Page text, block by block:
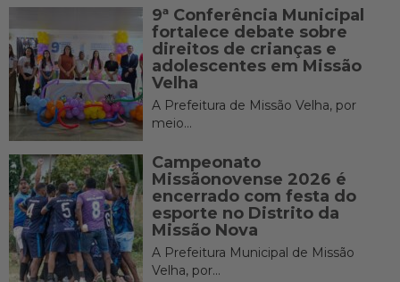
9ª Conferência Municipal
fortalece debate sobre
direitos de crianças e
adolescentes em Missão
Velha
A Prefeitura de Missão Velha, por
meio...
Campeonato
Missãonovense 2026 é
encerrado com festa do
esporte no Distrito da
Missão Nova
A Prefeitura Municipal de Missão
Velha, por...